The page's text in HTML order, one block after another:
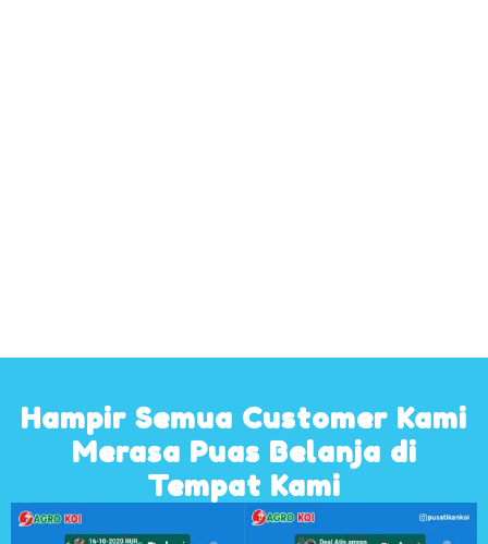
Hampir Semua Customer Kami
Merasa Puas Belanja di
Tempat Kami